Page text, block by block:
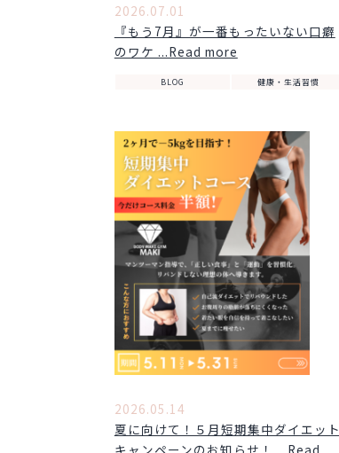
2026.07.01
『もう7月』が一番もったいない口癖
のワケ ...Read more
BLOG 健康・生活習慣
2026.05.14
夏に向けて！５月短期集中ダイエット